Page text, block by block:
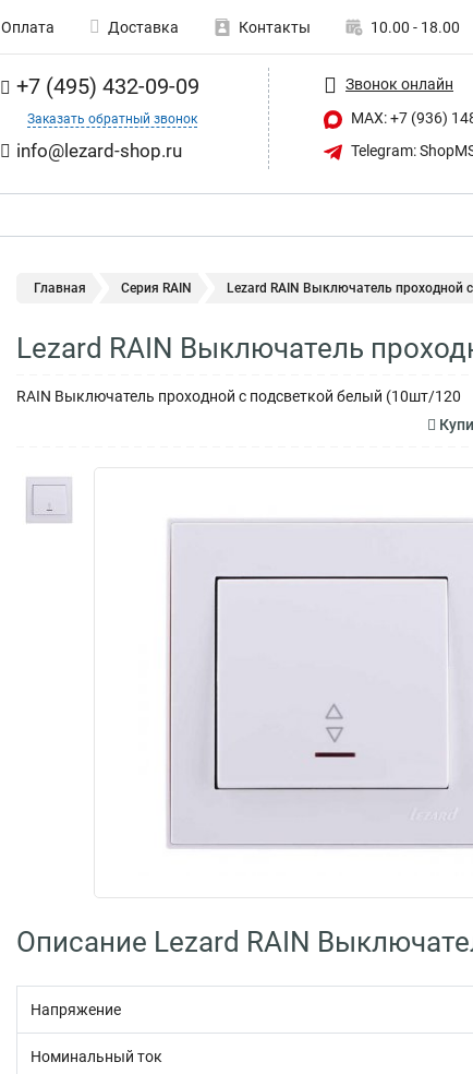
Оплата Доставка Контакты 10.00 - 18.00
+7 (495) 432-09-09
Заказать обратный звонок
info@lezard-shop.ru
Звонок онлайн
MAX: +7 (936)
Telegram:
Главная Серия RAIN Lezard RAIN Выключатель проходной
Lezard RAIN Выключатель
RAIN Выключатель проходной с подсветкой белый (10шт/120
Описание Lezard RAIN
Напряжение
Номинальный ток